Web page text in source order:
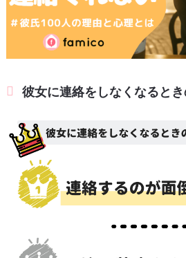
彼女に連絡をしなくなると